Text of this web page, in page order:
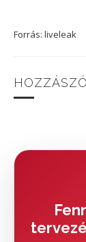
Forrás: liveleak